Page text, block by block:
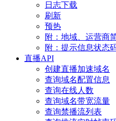
日志下载
刷新
预热
附：地域、运营商
附：提示信息状态
直播API
创建直播加速域名
查询域名配置信息
查询在线人数
查询域名带宽流量
查询禁播流列表